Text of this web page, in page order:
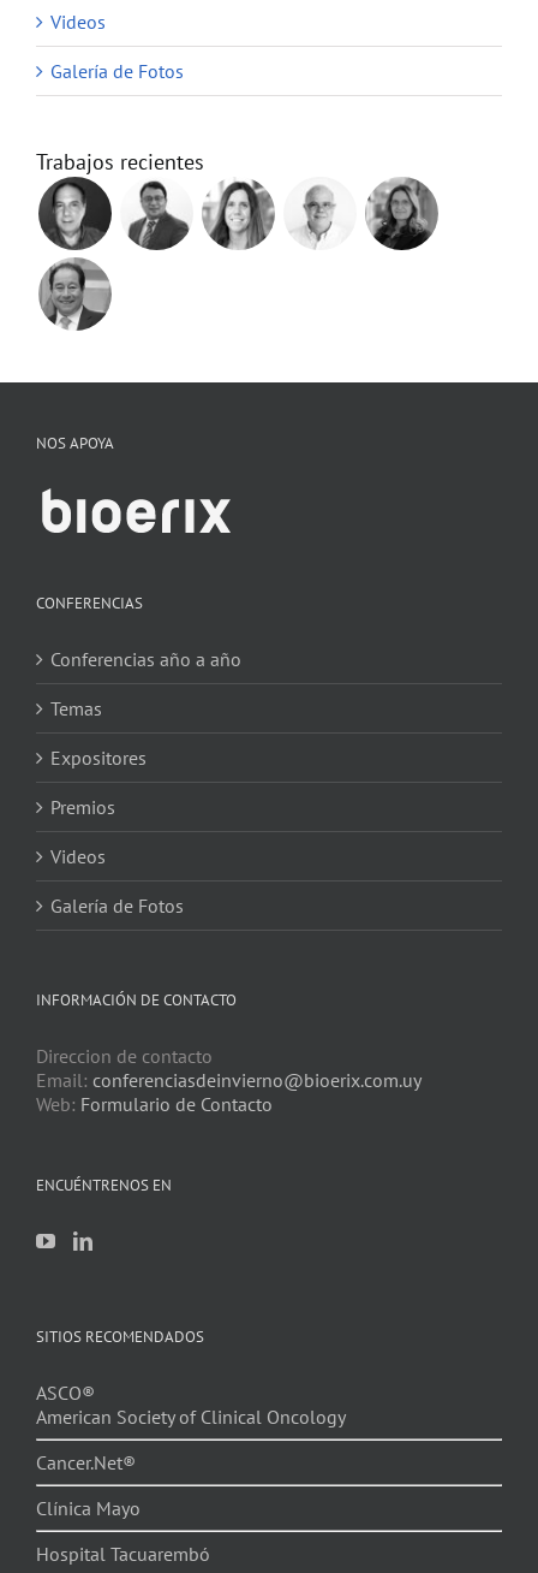
Videos
Galería de Fotos
Trabajos recientes
NOS APOYA
CONFERENCIAS
Conferencias año a año
Temas
Expositores
Premios
Videos
Galería de Fotos
INFORMACIÓN DE CONTACTO
Direccion de contacto
Email: conferenciasdeinvierno@bioerix.com.uy
Web: Formulario de Contacto
ENCUÉNTRENOS EN
SITIOS RECOMENDADOS
ASCO®
American Society of Clinical Oncology
Cancer.Net®
Clínica Mayo
Hospital Tacuarembó